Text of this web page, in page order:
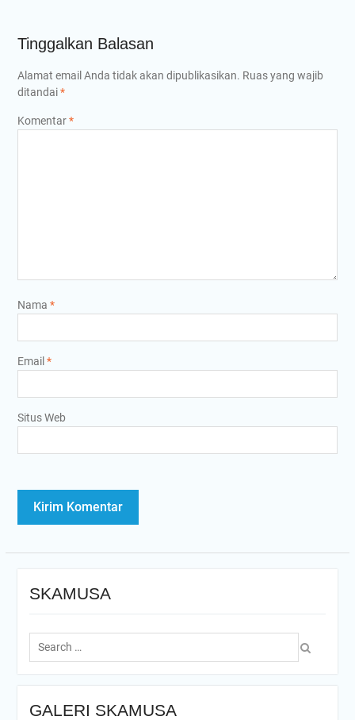
Tinggalkan Balasan
Alamat email Anda tidak akan dipublikasikan. Ruas yang wajib
ditandai*
Komentar*
Nama *
Email *
Situs Web
SKAMUSA
Search
for:
GALERI SKAMUSA